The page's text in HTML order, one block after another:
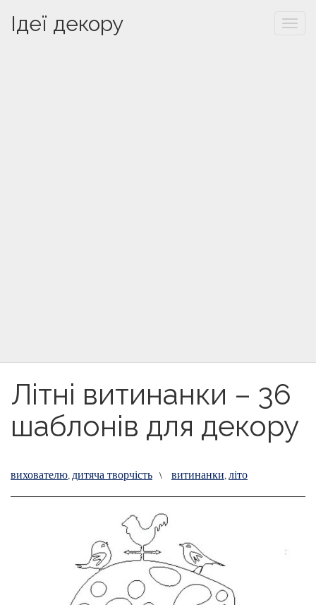
Ідеї декору
Літні витинанки – 36
шаблонів для декору
вихователю, дитяча творчість \ витинанки,літо